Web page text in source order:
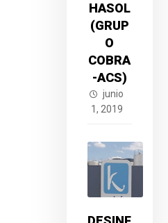
HASOL
(GRUP
O
COBRA
-ACS)
junio
1, 2019